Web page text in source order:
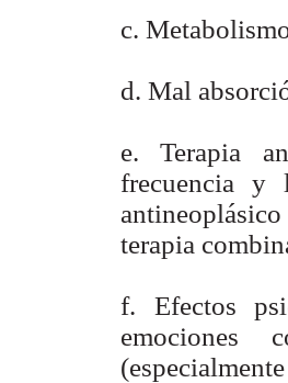
c.
d. Mal
e. Terapia
frecuencia y
terapia
f. Efectos
emociones